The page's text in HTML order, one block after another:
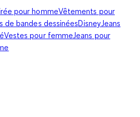
et de modernité à ta tenue
est une excellente façon d'égayer ta
le avec un chemisier blanc et un
professionnel. Les blouses ou les
pour hommeVêtements pour
de bandes dessinéesDisney Jeans
Vestes pour femme Jeans pour